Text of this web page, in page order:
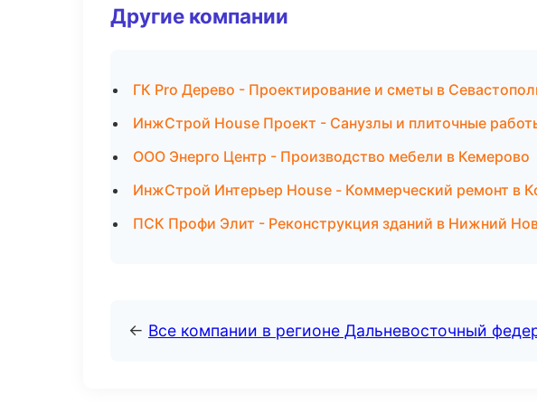
Другие компании
ГК Pro Дерево - Проектирование и сметы в
ИнжСтрой House Проект - Санузлы и плиточные
ООО Энерго Центр - Производство мебели в Кемерово
ИнжСтрой Интерьер House - Коммерческий ремонт в
ПСК Профи Элит - Реконструкция зданий в Нижний
← Все компании в регионе Дальневосточный